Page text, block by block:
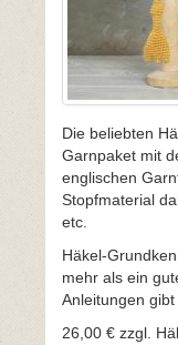
Die beliebten
Garnpaket mit
englischen
Stopfmaterial
etc.
Häkel-
mehr als ein
Anleitungen
26,00 € zzgl.